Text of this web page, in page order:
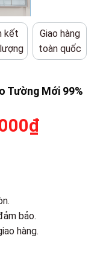
kết
Giao hàng
toàn quốc
Tường Mới 99%
₫Giá
(nhiều kích thước) số lượng
bảo.
hàng.